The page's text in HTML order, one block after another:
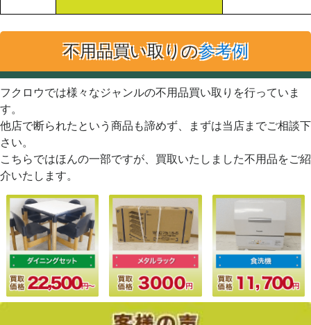
不用品買い取りの参考例
フクロウでは様々なジャンルの不用品買い取りを行っていま
す。
他店で断られたという商品も諦めず、まずは当店までご相談下
さい。
こちらではほんの一部ですが、買取いたしました不用品をご紹
介いたします。